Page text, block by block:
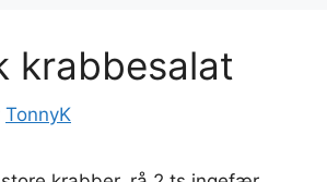
krabbesalat
TonnyK